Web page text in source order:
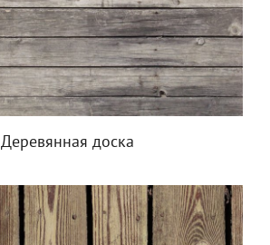
Деревянная доска